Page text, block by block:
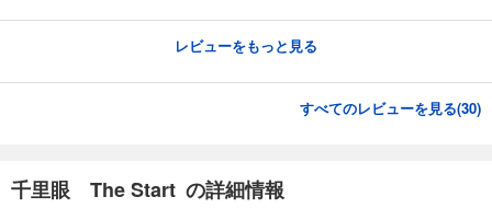
レビューをもっと見る
すべてのレビューを見る(30)
千里眼 The Start の詳細情報